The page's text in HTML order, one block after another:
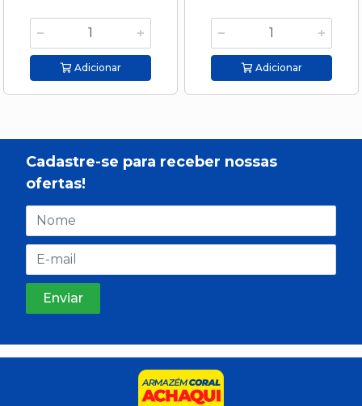
Adicionar Adicionar
Cadastre-se para receber nossas
ofertas!